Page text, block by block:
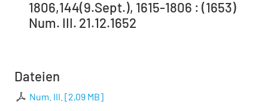
1806,144(9.Sept.), 1615-1806 : (1653)
Num. III. 21.12.1652
Dateien
Num. III. [2,09 MB]